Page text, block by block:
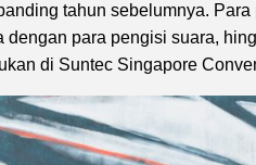
tahun sebelumnya.
dengan para pengisi suara,
di Suntec Singapore